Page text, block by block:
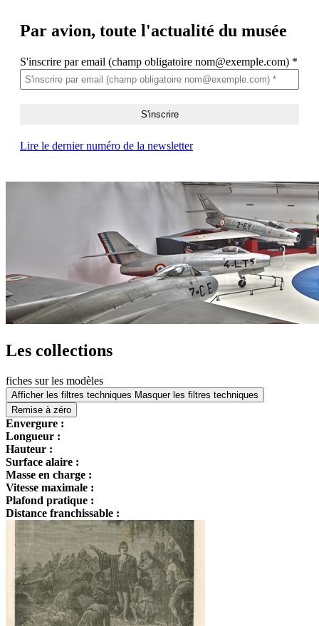
Par avion, toute l'actualité du musée
S'inscrire par email (champ obligatoire nom@exemple.com) *
Lire le dernier numéro de la newsletter
Les collections
fiches sur les modèles
Afficher les filtres techniques Masquer les filtres techniques
Remise à zéro
Envergure :
Longueur :
Hauteur :
Surface alaire :
Masse en charge :
Vitesse maximale :
Plafond pratique :
Distance franchissable :